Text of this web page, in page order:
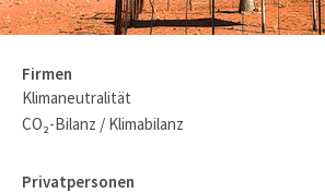
Firmen
Klimaneutralität
CO₂-Bilanz / Klimabilanz
Privatpersonen